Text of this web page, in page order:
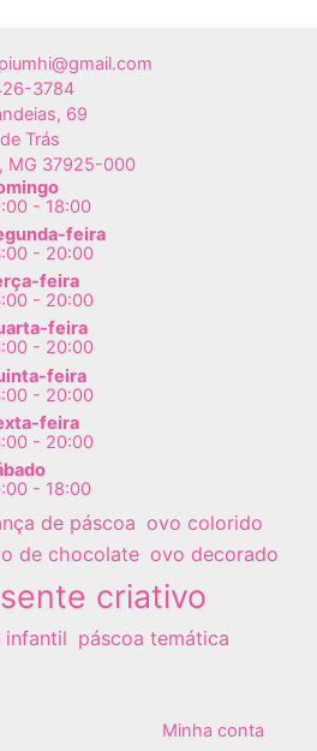
3784
69
Trás
MG 37925-000
- 18:00
feira
- 20:00
feira
- 20:00
feira
- 20:00
feira
- 20:00
feira
- 20:00
- 18:00
de páscoa ovo colorido
de chocolate ovo decorado
criativo
infantil páscoa temática
Minha conta